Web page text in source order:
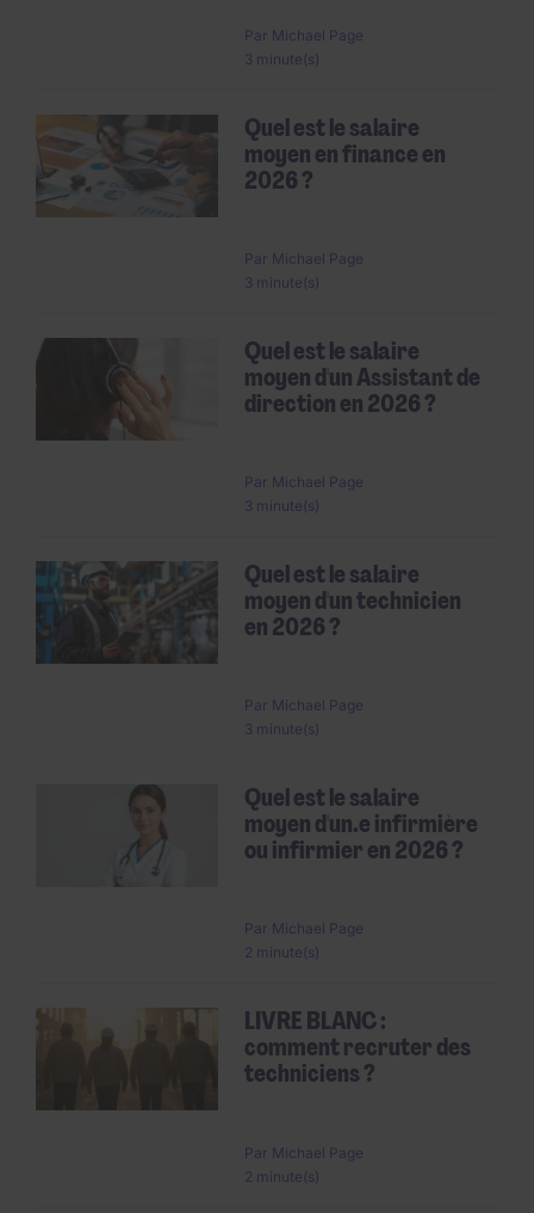
Par Michael Page
3 minute(s)
Quel est le salaire
moyen en finance en
2026 ?
Par Michael Page
3 minute(s)
Quel est le salaire
moyen d'un Assistant de
direction en 2026 ?
Par Michael Page
3 minute(s)
Quel est le salaire
moyen d'un technicien
en 2026 ?
Par Michael Page
3 minute(s)
Quel est le salaire
moyen d'un.e infirmière
ou infirmier en 2026 ?
Par Michael Page
2 minute(s)
LIVRE BLANC :
comment recruter des
techniciens ?
Par Michael Page
2 minute(s)